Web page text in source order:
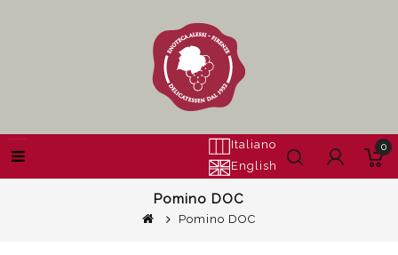
Italiano
English
0
Pomino DOC
Pomino DOC